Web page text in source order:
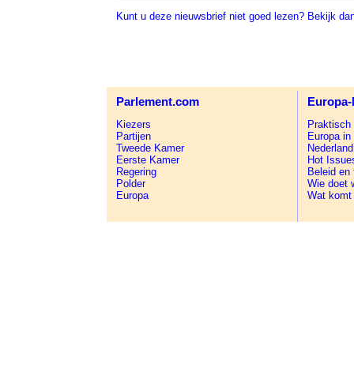
Kunt u deze nieuwsbrief niet goed lezen? Bekijk
Parlement.com
Kiezers
Partijen
Tweede Kamer
Eerste Kamer
Regering
Polder
Europa
Praktisch
Europa
Hot
Beleid
Wie doet
Wat komt